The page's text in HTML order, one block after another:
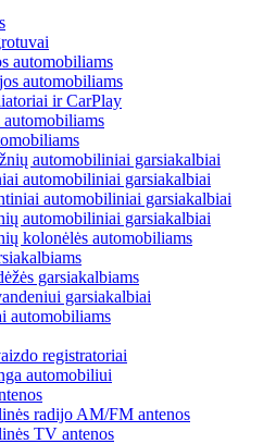
automobiliams
automobiliams
ir CarPlay
automobiliniai garsiakalbiai
automobiliniai garsiakalbiai
automobiliniai garsiakalbiai
automobiliniai garsiakalbiai
kolonėlės automobiliams
garsiakalbiams
garsiakalbiai
automobiliams
registratoriai
automobiliui
radijo AM/FM antenos
TV antenos